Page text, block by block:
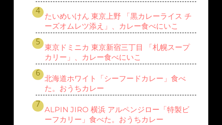
たいめいけん 東京上野 「黒カレーライス チ
ーズオムレツ添え」、カレー食べにいこ
東京ドミニカ 東京新宿三丁目 「札幌スープ
カリー」、カレー食べにいこ
北海道ホワイト「シーフードカレー」食べ
た。おうちカレー
ALPIN JIRO 横浜 アルペンジロー「特製ビ
ーフカリー」食べた。おうちカレー